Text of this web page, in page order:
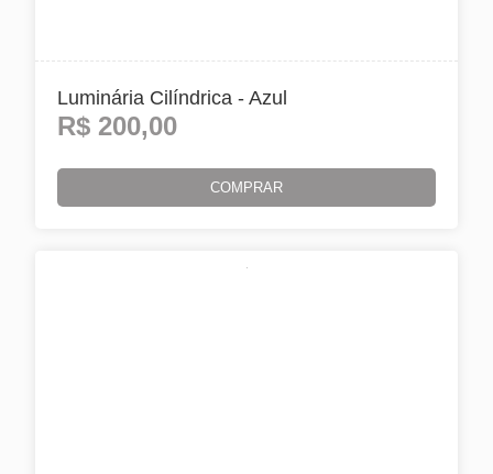
Luminária Cilíndrica - Azul
R$ 200,00
COMPRAR